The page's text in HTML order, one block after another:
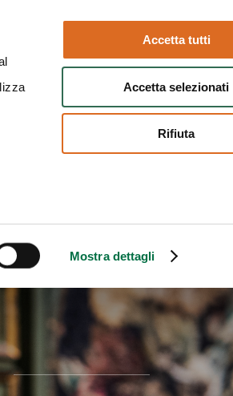
Mostra dettagli
Accetta tutti
Accetta selezionati
Rifiuta
TICKETS